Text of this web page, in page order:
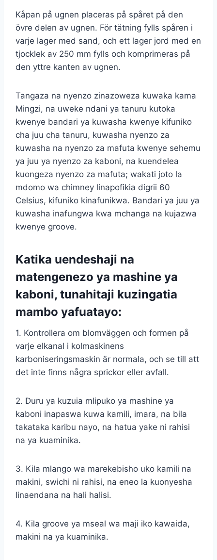
Kåpan på ugnen placeras på spåret på den
övre delen av ugnen. För tätning fylls spåren i
varje lager med sand, och ett lager jord med en
tjocklek av 250 mm fylls och komprimeras på
den yttre kanten av ugnen.
Tangaza na nyenzo zinazoweza kuwaka kama
Mingzi, na uweke ndani ya tanuru kutoka
kwenye bandari ya kuwasha kwenye kifuniko
cha juu cha tanuru, kuwasha nyenzo za
kuwasha na nyenzo za mafuta kwenye sehemu
ya juu ya nyenzo za kaboni, na kuendelea
kuongeza nyenzo za mafuta; wakati joto la
mdomo wa chimney linapofikia digrii 60
Celsius, kifuniko kinafunikwa. Bandari ya juu ya
kuwasha inafungwa kwa mchanga na kujazwa
kwenye groove.
Katika uendeshaji na
matengenezo ya mashine ya
kaboni, tunahitaji kuzingatia
mambo yafuatayo:
1. Kontrollera om blomväggen och formen på
varje elkanal i kolmaskinens
karboniseringsmaskin är normala, och se till att
det inte finns några sprickor eller avfall.
2. Duru ya kuzuia mlipuko ya mashine ya
kaboni inapaswa kuwa kamili, imara, na bila
takataka karibu nayo, na hatua yake ni rahisi
na ya kuaminika.
3. Kila mlango wa marekebisho uko kamili na
makini, swichi ni rahisi, na eneo la kuonyesha
linaendana na hali halisi.
4. Kila groove ya mseal wa maji iko kawaida,
makini na ya kuaminika.